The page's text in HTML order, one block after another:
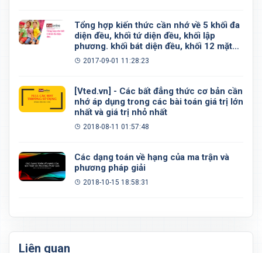
Tổng hợp kiến thức cần nhớ về 5 khối đa
diện đều, khối tứ diện đều, khối lập
phương. khối bát diện đều, khối 12 mặt
đều, khối 20 mặt đều
2017-09-01 11:28:23
[Vted.vn] - Các bất đẳng thức cơ bản cần
nhớ áp dụng trong các bài toán giá trị lớn
nhất và giá trị nhỏ nhất
2018-08-11 01:57:48
Các dạng toán về hạng của ma trận và
phương pháp giải
2018-10-15 18:58:31
Liên quan